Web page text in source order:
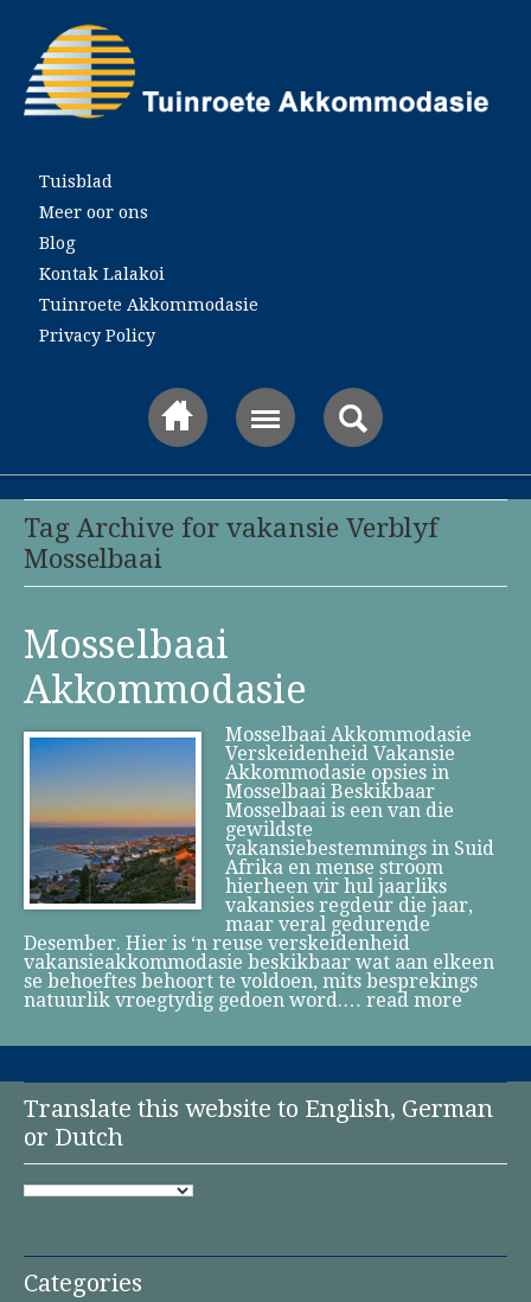
Main menu
Tuisblad
Meer oor ons
Blog
Kontak Lalakoi
Tuinroete Akkommodasie
Privacy Policy
Tag Archive for vakansie Verblyf
Mosselbaai
Mosselbaai
Akkommodasie
Mosselbaai Akkommodasie
Verskeidenheid Vakansie
Akkommodasie opsies in
Mosselbaai Beskikbaar
Mosselbaai is een van die
gewildste
vakansiebestemmings in Suid
Afrika en mense stroom
hierheen vir hul jaarliks
vakansies regdeur die jaar,
maar veral gedurende
Desember. Hier is ‘n reuse verskeidenheid
vakansieakkommodasie beskikbaar wat aan elkeen
se behoeftes behoort te voldoen, mits besprekings
natuurlik vroegtydig gedoen word.… read more
Translate this website to English, German
or Dutch
Categories